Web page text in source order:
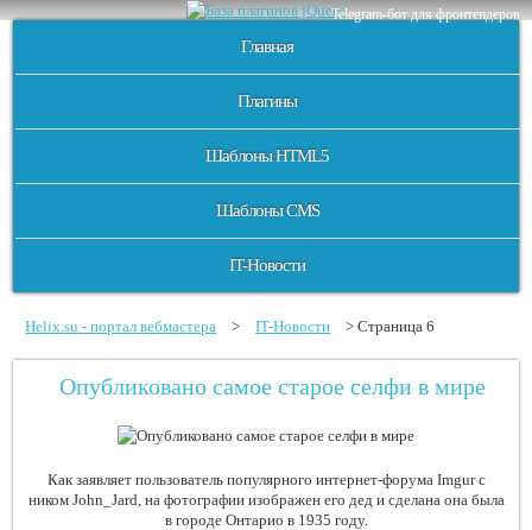
Telegram-бот для фронтендеров
Главная
Плагины
Шаблоны HTML5
Шаблоны CMS
IT-Новости
Helix.su - портал вебмастера > IT-Новости > Страница 6
Опубликовано самое старое селфи в мире
Как заявляет пользователь популярного интернет-форума Imgur с
ником John_Jard, на фотографии изображен его дед и сделана она была
в городе Онтарио в 1935 году.